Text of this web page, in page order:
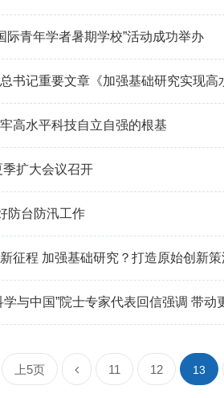
际青年学者暑期学校”活动成功举办
书记重要文章《加强基础研究实现高
高水平科技自立自强的根基
扩大会议召开
防台防汛工作
征程 加强基础研究？打造原始创新
上5页 11 12 13